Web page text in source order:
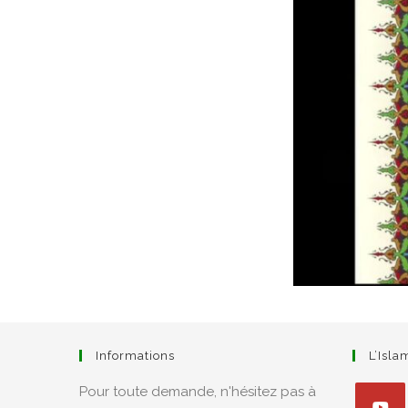
Informations
Pour toute demande, n'hésitez pas à